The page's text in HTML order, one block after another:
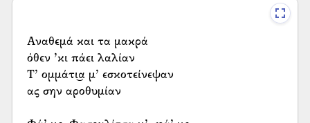
Αναθεμά και τα μακρά
όθεν ’κι πάει λαλίαν
Τ’ ομμάτι͜α μ’ εσκοτείνεψαν
ας σην αροθυμίαν